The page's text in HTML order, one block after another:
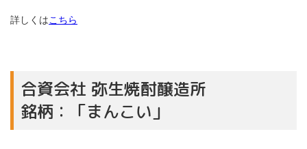
詳しくはこちら
合資会社 弥生焼酎醸造所
銘柄：「まんこい」